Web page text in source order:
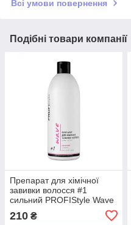
Всі умови повернення
Подібні товари компанії
Препарат для хімічної
завивки волосся #1
сильний PROFIStyle Wave
210 ₴